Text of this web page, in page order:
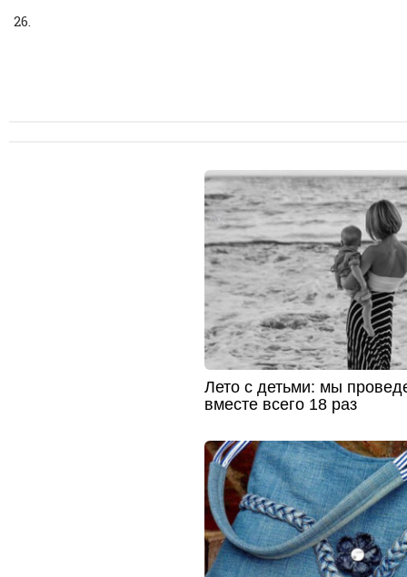
26.
Лето с детьми: мы
вместе всего 18 раз